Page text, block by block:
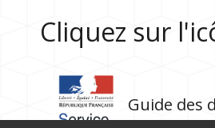
Cliquez sur
Guide des